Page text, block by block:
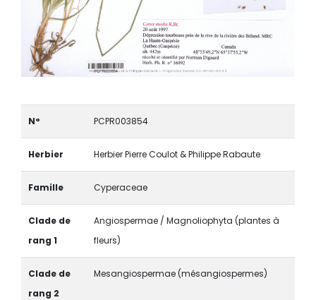
N° PCPR003854
Herbier Herbier Pierre Coulot & Philippe Rabaute
Famille Cyperaceae
Clade de
rang 1
Angiospermae / Magnoliophyta (plantes à
fleurs)
Clade de
rang 2
Mesangiospermae (mésangiospermes)